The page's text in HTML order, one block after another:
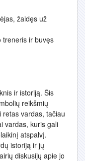
žaidęs už
treneris ir buvęs
ir istoriją. Šis
reikšmių
vardas, tačiau
vardas, kuris gali
atspalvį.
istoriją ir jų
diskusijų apie jo